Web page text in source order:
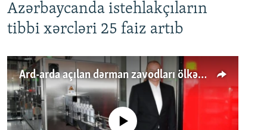
Azərbaycanda istehlakçıların
tibbi xərcləri 25 faiz artıb
Ard-arda açılan dərman zavodları ölkənin tələbatını ödəyirmi?
No media source currently available